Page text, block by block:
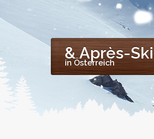
& Après-Ski
in Österreich